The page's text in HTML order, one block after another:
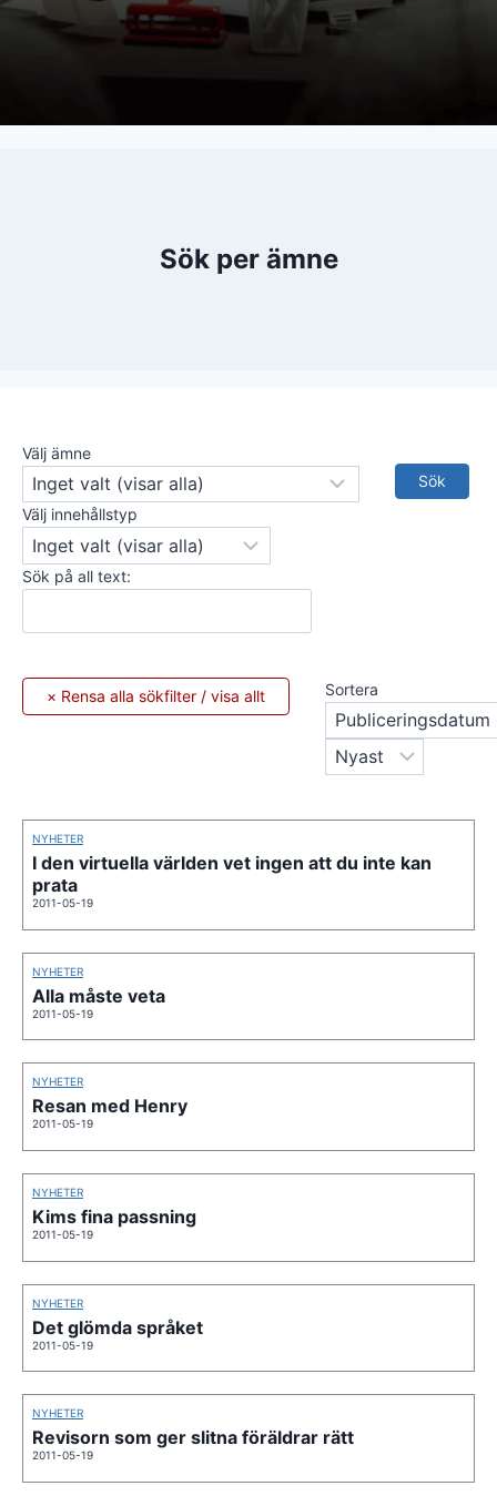
Sök per ämne
Välj ämne
Välj innehållstyp
Sök på all text:
Sortera
NYHETER
I den virtuella världen vet ingen att du inte kan
prata
2011-05-19
NYHETER
Alla måste veta
2011-05-19
NYHETER
Resan med Henry
2011-05-19
NYHETER
Kims fina passning
2011-05-19
NYHETER
Det glömda språket
2011-05-19
NYHETER
Revisorn som ger slitna föräldrar rätt
2011-05-19